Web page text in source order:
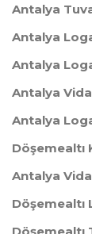
Antalya
Antalya
Antalya
Antalya
Antalya
Döşemealtı
Antalya
Döşemealtı
Döşemealtı